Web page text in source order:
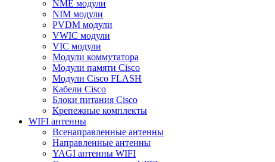
NME модули
NIM модули
PVDM модули
VWIC модули
VIC модули
Модули коммутатора
Модули памяти Cisco
Модули Cisco FLASH
Кабели Cisco
Блоки питания Cisco
Крепежные комплекты
WIFI антенны
Всенаправленные антенны
Направленные антенны
YAGI антенны WIFI